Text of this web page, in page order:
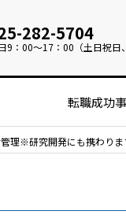
282-5704
9：00～17：00（土日祝日
転職成功
理※研究開発にも携わり